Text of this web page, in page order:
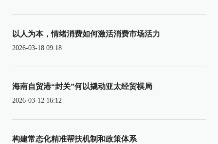
以人为本，情绪消费如何激活消费市场活力
2026-03-18 09:18
海南自贸港“封关”何以撬动亚太经贸棋局
2026-03-12 16:12
构建常态化精准帮扶机制和政策体系